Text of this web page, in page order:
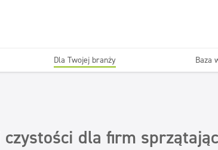
Dla Twojej branży Baza
dla firm